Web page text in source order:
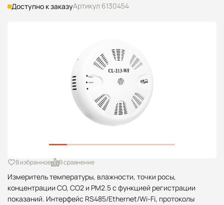
Доступно к заказуАртикул 6130454
Измеритель температуры, влажности, точки росы,
концентрации CO, CO2 и PM2.5 с функцией регистрации
показаний. Интерфейс RS485/Ethernet/Wi-Fi, протоколы
В избранное В сравнение